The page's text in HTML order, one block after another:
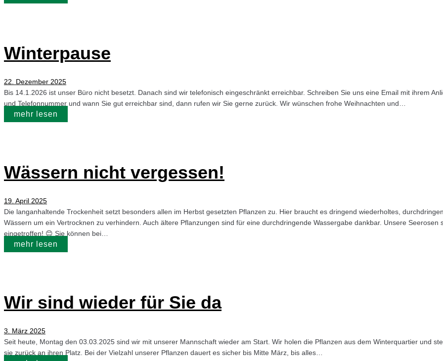
Winterpause
22. Dezember 2025
Bis 14.1.2026 ist unser Büro nicht besetzt. Danach sind wir telefonisch eingeschränkt erreichbar. Schreiben Sie uns eine Email mit ihrem
und Telefonnummer und wann Sie gut erreichbar sind, dann rufen wir Sie gerne zurück. Wir wünschen frohe Weihnachten und…
mehr lesen
Wässern nicht vergessen!
19. April 2025
Die langanhaltende Trockenheit setzt besonders allen im Herbst gesetzten Pflanzen zu. Hier braucht es dringend wiederholtes,
Wässern um ein Vertrocknen zu verhindern. Auch ältere Pflanzungen sind für eine durchdringende Wassergabe dankbar. Unsere Seerosen
eingetroffen! 😊 Sie können bei…
mehr lesen
Wir sind wieder für Sie da
3. März 2025
Seit heute, Montag den 03.03.2025 sind wir mit unserer Mannschaft wieder am Start. Wir holen die Pflanzen aus dem Winterquartier und
sie zurück an ihren Platz. Bei der Vielzahl unserer Pflanzen dauert es sicher bis Mitte März, bis alles…